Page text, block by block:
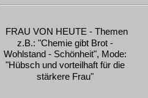
FRAU VON HEUTE - Themen
z.B.: "Chemie gibt Brot -
Wohlstand - Schönheit", Mode:
"Hübsch und vorteilhaft für die
stärkere Frau"